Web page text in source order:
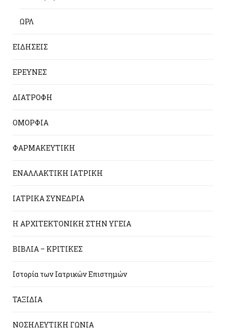
ΩΡΛ
ΕΙΔΗΣΕΙΣ
ΕΡΕΥΝΕΣ
ΔΙΑΤΡΟΦΗ
ΟΜΟΡΦΙΑ
ΦΑΡΜΑΚΕΥΤΙΚΗ
ΕΝΑΛΛΑΚΤΙΚΗ ΙΑΤΡΙΚΗ
ΙΑΤΡΙΚΑ ΣΥΝΕΔΡΙΑ
Η ΑΡΧΙΤΕΚΤΟΝΙΚΗ ΣΤΗΝ ΥΓΕΙΑ
ΒΙΒΛΙΑ – ΚΡΙΤΙΚΕΣ
Ιστορία των Ιατρικών Επιστημών
ΤΑΞΙΔΙΑ
ΝΟΣΗΛΕΥΤΙΚΗ ΓΩΝΙΑ